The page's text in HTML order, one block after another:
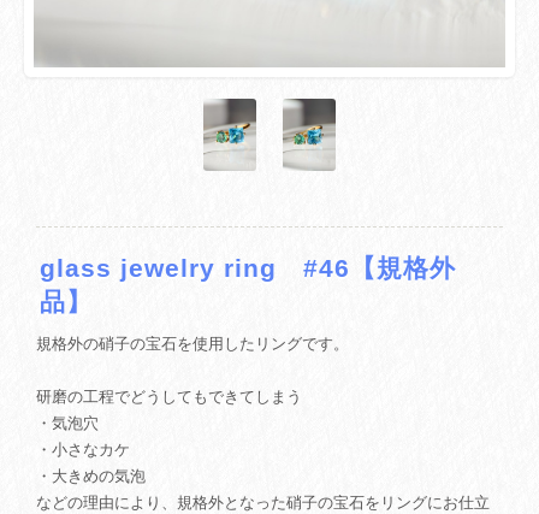
glass jewelry ring #46【規格外
品】
規格外の硝子の宝石を使用したリングです。
研磨の工程でどうしてもできてしまう
・気泡穴
・小さなカケ
・大きめの気泡
などの理由により、規格外となった硝子の宝石をリングにお仕立